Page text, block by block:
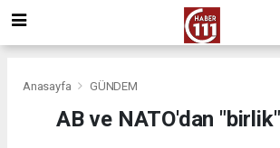
Anasayfa GÜNDEM
AB ve NATO'dan